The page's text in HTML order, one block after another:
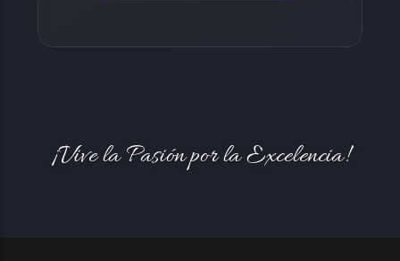
¡Vive la Pasión por la Excelencia!